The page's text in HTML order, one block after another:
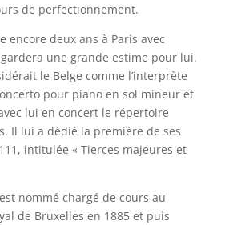
de perfectionnement.
encore deux ans à Paris avec
une grande estime pour lui.
le Belge comme l’interprète
pour piano en sol mineur et
lui en concert le répertoire
Il lui a dédié la première de ses
intitulée « Tierces majeures et
nommé chargé de cours au
de Bruxelles en 1885 et puis